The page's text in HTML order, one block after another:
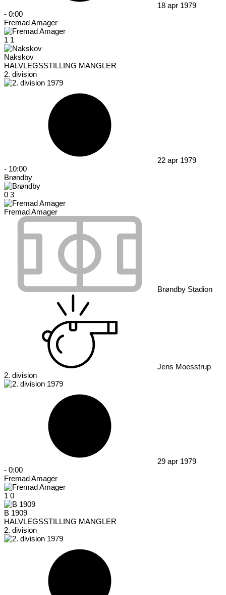
18 apr 1979
- 0:00
Fremad Amager
1 1
Nakskov
HALVLEGSSTILLING MANGLER
2. division
22 apr 1979
- 10:00
Brøndby
0 3
Fremad Amager
Brøndby Stadion
Jens Moesstrup
2. division
29 apr 1979
- 0:00
Fremad Amager
1 0
B 1909
HALVLEGSSTILLING MANGLER
2. division